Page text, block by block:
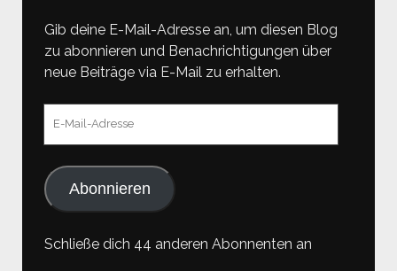
Gib deine E-Mail-Adresse an, um diesen Blog
zu abonnieren und Benachrichtigungen über
neue Beiträge via E-Mail zu erhalten.
Abonnieren
Schließe dich 44 anderen Abonnenten an